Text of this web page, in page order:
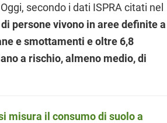
secondo i dati ISPRA citati nel
persone vivono in aree definite a
e smottamenti e oltre 6,8
a rischio, almeno medio, di
misura il consumo di suolo a